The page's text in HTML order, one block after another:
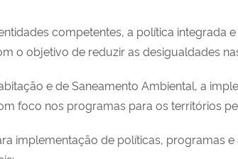
competentes, a política integrada
o objetivo de reduzir as desigualdades
e de Saneamento Ambiental, a
foco nos programas para os territórios
implementação de políticas, programas